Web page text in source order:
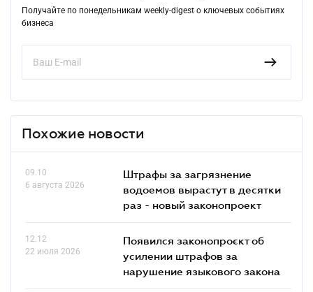
Получайте по понедельникам weekly-digest о ключевых событиях
бизнеса
Похожие новости
09.10
6 августа 2026
Штрафы за загрязнение
водоемов вырастут в десятки
раз - новый законопроект
12.12
22 июля 2026
Появился законопроєкт об
усилении штрафов за
нарушение языкового закона